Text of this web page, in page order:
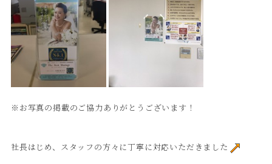
※お写真の掲載のご協力ありがとうございます！
社長はじめ、スタッフの方々に丁寧に対応いただきました